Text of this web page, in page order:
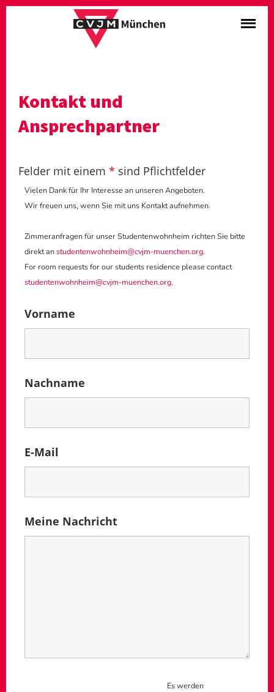
Kontakt und
Ansprechpartner
Felder mit einem * sind Pflichtfelder
Vielen Dank für Ihr Interesse an unseren Angeboten.
Wir freuen uns, wenn Sie mit uns Kontakt aufnehmen.
Zimmeranfragen für unser Studentenwohnheim richten Sie bitte
direkt anstudentenwohnheim@cvjm-muenchen.org.
For room requests for our students residence please contact
studentenwohnheim@cvjm-muenchen.org.
Vorname
Nachname
E-Mail
Meine Nachricht
Es werden